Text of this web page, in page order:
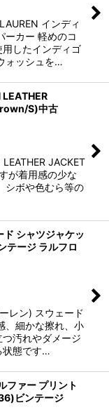
インディ
ーカー 軽めのコ
したインディゴ
ォッシュを…
LEATHER
S)中古
JACKET
が着用感の少な
シボや色むら等の
シャツジャケッ
テージ ラルフロ
レン) スウェード
、細かな擦れ、小
汚れやダメージ
状態です…
ファー プリント
ビンテージ